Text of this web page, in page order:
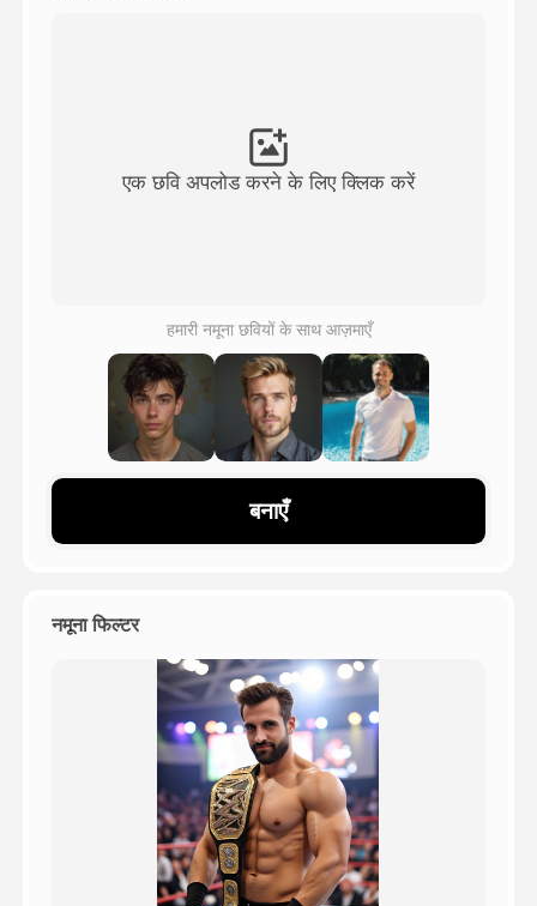
सभी टेम्पलेट देखें
ब्लॉग
एक छवि अपलोड करने के लिए क्लिक करें
हमारी नमूना छवियों के साथ आज़माएँ
बनाएँ
नमूना फिल्टर